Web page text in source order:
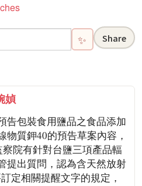
✨ Share
媜
告包裝食用鹽品之食品添加
物質鉀40的預告草案內容，
院有針對台鹽三項產品輻
提出質問，認為含天然放射
定相關提醒文字的規定，